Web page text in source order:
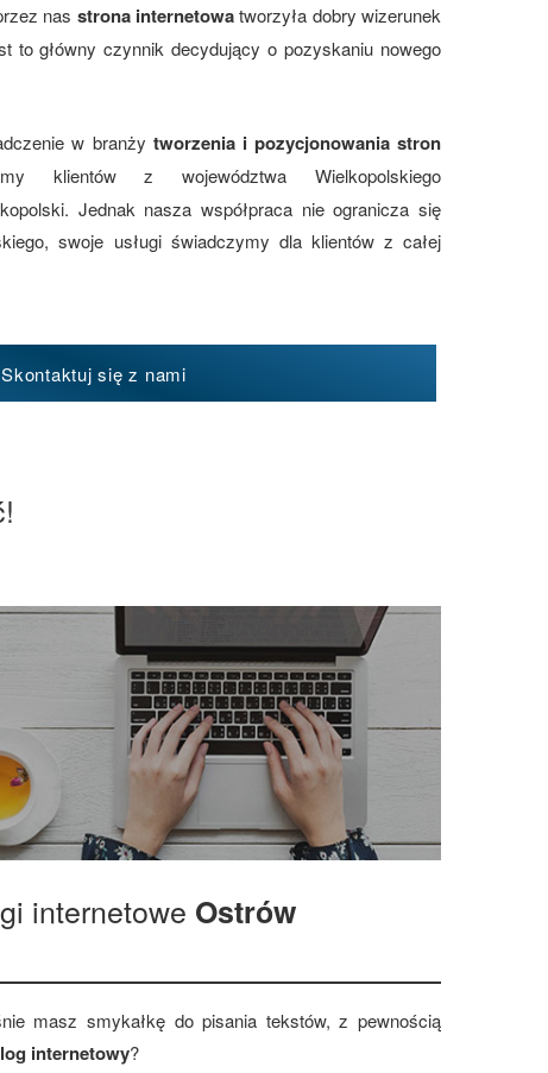
nas strona internetowatworzyła dobry wizerunek
to główny czynnik decydujący o pozyskaniu nowego
w branży tworzenia i pozycjonowania stron
klientów z województwa Wielkopolskiego
Jednak nasza współpraca nie ogranicza się
swoje usługi świadczymy dla klientów z całej
Skontaktuj się z nami
internetowe Ostrów
masz smykałkę do pisania tekstów, z pewnością
internetowy?